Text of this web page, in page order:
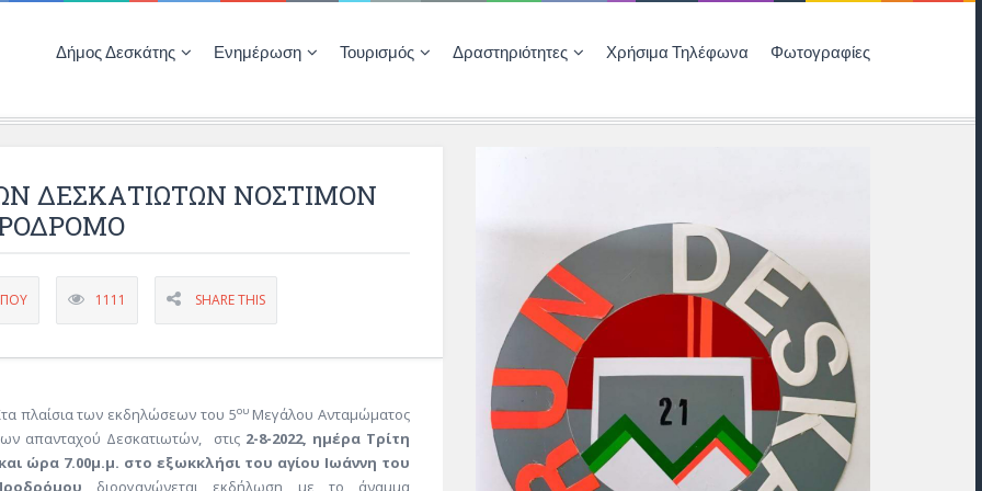
Δήμος Δεσκάτης Ενημέρωση Τουρισμός Δραστηριότητες Χρήσιμα Τηλέφωνα Φωτογραφίες
ΔΕΣΚΑΤΙΩΤΩΝ ΝΟΣΤΙΜΟΝ
1111 SHARE THIS
πλαίσια των εκδηλώσεων του 5ουΜεγάλου Ανταμώματος
απανταχού Δεσκατιωτών, στις 2-8-2022, ημέρα Τρίτη
και ώρα 7.00μ.μ. στο εξωκκλήσι του αγίου Ιωάννη του
διοργανώνεται εκδήλωση με το άναμμα